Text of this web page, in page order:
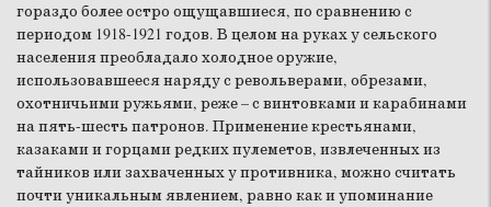
гораздо более остро ощущавшиеся, по сравнению с
периодом 1918-1921 годов. В целом на руках у сельского
населения преобладало холодное оружие,
использовавшееся наряду с револьверами, обрезами,
охотничьими ружьями, реже – с винтовками и карабинами
на пять-шесть патронов. Применение крестьянами,
казаками и горцами редких пулеметов, извлеченных из
тайников или захваченных у противника, можно считать
почти уникальным явлением, равно как и упоминание